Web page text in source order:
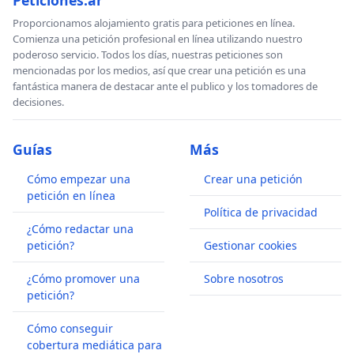
recursos naturales como el de las Arenas Bituminosas
de Alberta.
Hacemos un llamado a los estados nacionales en todas
partes de la Madre Tierra para que utilicen todos los
medios posibles para apoyar la transición a la
aumenten los impuestos al carbono y eliminen los
fondos para subsidiar la investigación e instalación de
energía renovable.
Artículo 6Nosotros, los Miembros de la Familia
Humana, nos comprometemos a restaurar la función
ecológica natural a escala planetaria, revirtiendo la
pérdida de bosques, arrecifes coralinos, humedales y
otros ecosistemas productivos. Replantar, restaurar y
proteger los bosques silvestres para proveer la
Proporcionamos alojamiento gratis para peticiones en línea.
Comienza una petición profesional en línea utilizando nuestro
poderoso servicio. Todos los días, nuestras peticiones son
mencionadas por los medios, así que crear una petición es una
fantástica manera de destacar ante el publico y los tomadores de
decisiones.
Guías
Cómo empezar una
petición en línea
¿Cómo redactar una
petición?
¿Cómo promover una
petición?
Cómo conseguir
cobertura mediática para
Más
Crear una petición
Política de privacidad
Gestionar cookies
Sobre nosotros